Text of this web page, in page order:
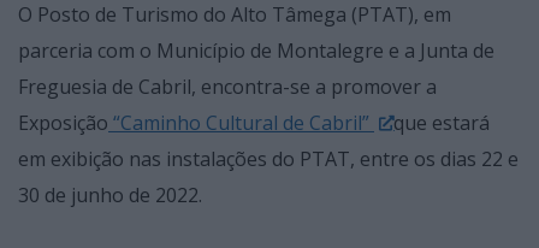
O Posto de Turismo do Alto Tâmega (PTAT), em
parceria com o Município de Montalegre e a Junta de
Freguesia de Cabril, encontra-se a promover a
Exposição “Caminho Cultural de Cabril”
que estará
em exibição nas instalações do PTAT, entre os dias 22 e
30 de junho de 2022.